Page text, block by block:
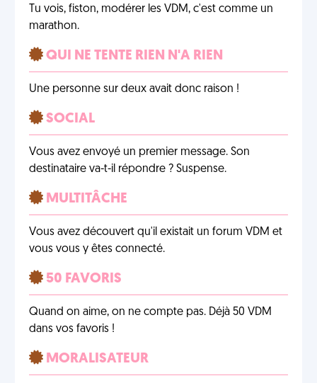
Tu vois, fiston, modérer les VDM, c'est comme un
marathon.
QUI NE TENTE RIEN N'A RIEN
Une personne sur deux avait donc raison !
SOCIAL
Vous avez envoyé un premier message. Son
destinataire va-t-il répondre ? Suspense.
MULTITÂCHE
Vous avez découvert qu'il existait un forum VDM et
vous vous y êtes connecté.
50 FAVORIS
Quand on aime, on ne compte pas. Déjà 50 VDM
dans vos favoris !
MORALISATEUR